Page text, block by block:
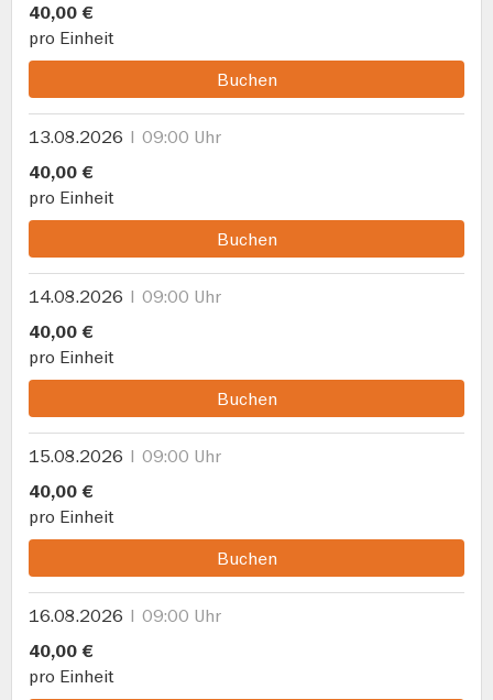
40,00 €
pro Einheit
Buchen
13.08.2026
09:00 Uhr
40,00 €
pro Einheit
Buchen
14.08.2026
09:00 Uhr
40,00 €
pro Einheit
Buchen
15.08.2026
09:00 Uhr
40,00 €
pro Einheit
Buchen
16.08.2026
09:00 Uhr
40,00 €
pro Einheit